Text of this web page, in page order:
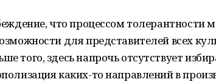
что процессом толерантности
для представителей всех
того, здесь напрочь отсутствует
каких-то направлений в